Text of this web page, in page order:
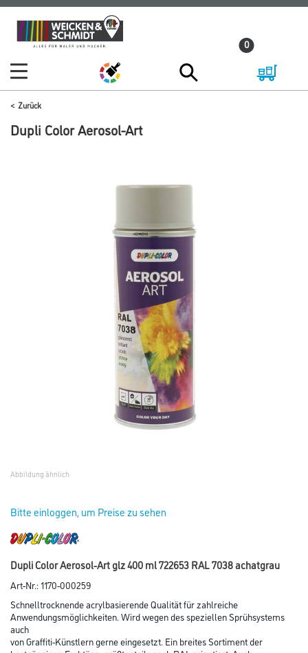
Zum
Inhalt
Zum
Navigationsmenü
0
Zurück
Dupli Color Aerosol-Art
Abbildung ähnlich
Bitte einloggen, um Preise zu sehen
Dupli Color Aerosol-Art glz 400 ml 722653 RAL 7038 achatgrau
Art-Nr.:1170-000259
Schnelltrocknende acrylbasierende Qualität für zahlreiche
Anwendungsmöglichkeiten. Wird wegen des speziellen Sprühsystems
auch
von Graffiti-Künstlern gerne eingesetzt. Ein breites Sortiment der